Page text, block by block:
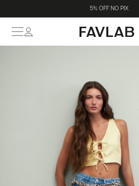
5% OFF NO PIX